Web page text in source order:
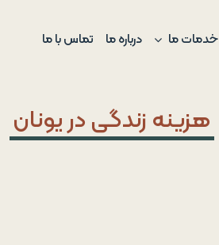
خدمات ما درباره ما تماس با ما
هزینه‌ زندگی در یونان